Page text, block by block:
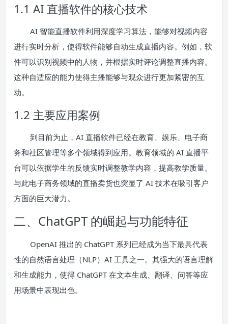
1.1 AI 直播软件的核心技术
AI 智能直播软件利用深度学习算法，能够对视频内容
进行实时分析，使得软件能够自动生成直播内容。例如，软
件可以识别视频中的人物，并根据实时评论调整直播内容。
这种自适应的能力使得主播能够与观众进行更加紧密的互
动。
1.2 主要应用案例
到目前为止，AI 直播软件已经在教育、娱乐、电子商
务和社区管理等多个领域得到应用。教育领域的 AI 直播平
台可以依据学生的反馈实时调整教学内容，提高教学质量。
与此电子商务领域的直播卖货也突显了 AI 技术在吸引客户
方面的巨大潜力。
二、ChatGPT 的崛起与功能特征
OpenAI 推出的 ChatGPT 系列已经成为当下最具代表
性的自然语言处理（NLP）AI 工具之一。其强大的语言理解
和生成能力，使得 ChatGPT 在文本生成、翻译、问答等应
用场景中表现出色。